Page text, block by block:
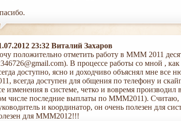
23:32 Виталий Захаров
положительно отметить работу в МММ 2011
В процессе работы со мной ,
доступно, ясно и доходчиво объяснял мне
всегда доступен для общения по телефону и
изменения в системе, четко и вовремя производил
числе последние выплаты по МММ2011). Считаю,
и координатор, он очень полезен для
для МММ2012!!!